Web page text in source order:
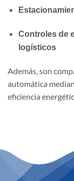
Controles de
logísticos
Además, son
automática
eficiencia